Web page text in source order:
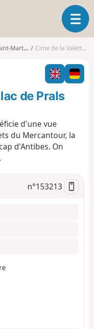
O
u
i
r
l
i
o
Martin-Vésubie Cime de la Valette et lac de Prals
de Prals
d'une vue
du Mercantour, la
d'Antibes. On
n°153213